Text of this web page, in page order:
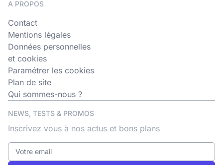
A PROPOS
Contact
Mentions légales
Données personnelles
et cookies
Paramétrer les cookies
Plan de site
Qui sommes-nous ?
NEWS, TESTS & PROMOS
Inscrivez vous à nos actus et bons plans